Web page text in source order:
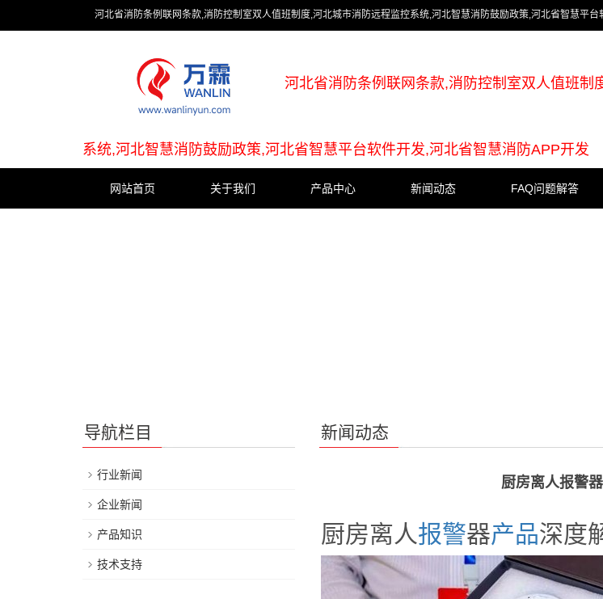
河北省消防条例联网条款,消防控制室双人值班制度,河北城市消防远程监控系统,河北智慧消防鼓励政策,河北省智慧平
河北省消防条例联网条款,消防控制室双人值班制
系统,河北智慧消防鼓励政策,河北省智慧平台软件开发,河北省智慧消防APP开发
网站首页 关于我们 产品中心 新闻动态 FAQ问题解答
新闻动态
厨房离人报警
厨房离人报警器产品深度
导航栏目
行业新闻
企业新闻
产品知识
技术支持